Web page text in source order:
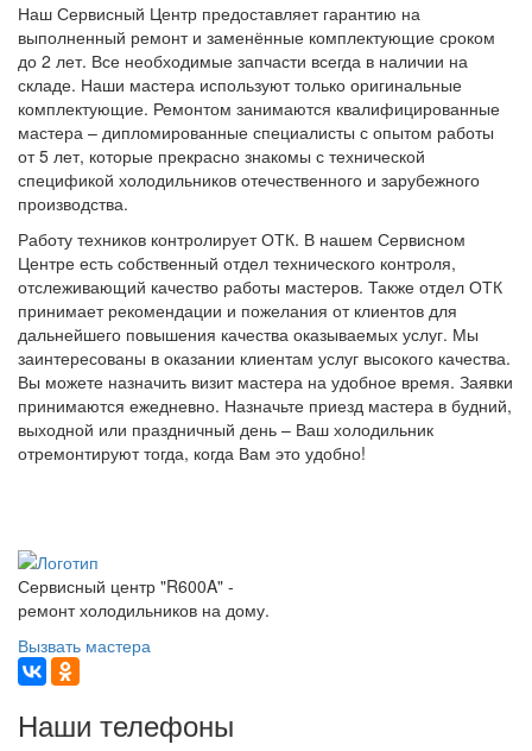
Наш Сервисный Центр предоставляет гарантию на
выполненный ремонт и заменённые комплектующие сроком
до 2 лет. Все необходимые запчасти всегда в наличии на
складе. Наши мастера используют только оригинальные
комплектующие. Ремонтом занимаются квалифицированные
мастера – дипломированные специалисты с опытом работы
от 5 лет, которые прекрасно знакомы с технической
спецификой холодильников отечественного и зарубежного
производства.
Работу техников контролирует ОТК. В нашем Сервисном
Центре есть собственный отдел технического контроля,
отслеживающий качество работы мастеров. Также отдел ОТК
принимает рекомендации и пожелания от клиентов для
дальнейшего повышения качества оказываемых услуг. Мы
заинтересованы в оказании клиентам услуг высокого качества.
Вы можете назначить визит мастера на удобное время. Заявки
принимаются ежедневно. Назначьте приезд мастера в будний,
выходной или праздничный день – Ваш холодильник
отремонтируют тогда, когда Вам это удобно!
Сервисный центр "R600A" -
ремонт холодильников на дому.
Вызвать мастера
Наши телефоны